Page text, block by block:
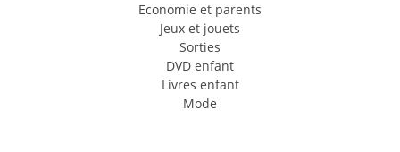
Economie et parents
Jeux et jouets
Sorties
DVD enfant
Livres enfant
Mode